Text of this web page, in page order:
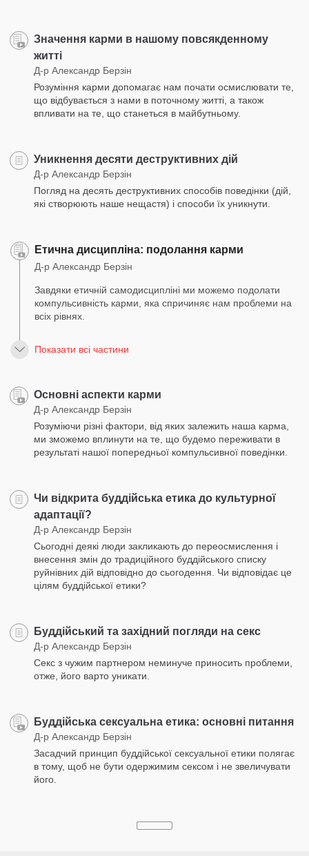
Значення карми в нашому повсякденному
житті
Д-р Александр Берзін
Розуміння карми допомагає нам почати осмислювати те,
що відбувається з нами в поточному житті, а також
впливати на те, що станеться в майбутньому.
Уникнення десяти деструктивних дій
Д-р Александр Берзін
Погляд на десять деструктивних способів поведінки (дій,
які створюють наше нещастя) і способи їх уникнути.
Етична дисципліна: подолання карми
Д-р Александр Берзін
Завдяки етичній самодисципліні ми можемо подолати
компульсивність карми, яка спричиняє нам проблеми на
всіх рівнях.
Показати всі частини
Основні аспекти карми
Д-р Александр Берзін
Розуміючи різні фактори, від яких залежить наша карма,
ми зможемо вплинути на те, що будемо переживати в
результаті нашої попередньої компульсивної поведінки.
Чи відкрита буддійська етика до культурної
адаптації?
Д-р Александр Берзін
Сьогодні деякі люди закликають до переосмислення і
внесення змін до традиційного буддійського списку
руйнівних дій відповідно до сьогодення. Чи відповідає це
цілям буддійської етики?
Буддійський та західний погляди на секс
Д-р Александр Берзін
Секс з чужим партнером неминуче приносить проблеми,
отже, його варто уникати.
Буддійська сексуальна етика: основні питання
Д-р Александр Берзін
Засадчий принцип буддійської сексуальної етики полягає
в тому, щоб не бути одержимим сексом і не звеличувати
його.